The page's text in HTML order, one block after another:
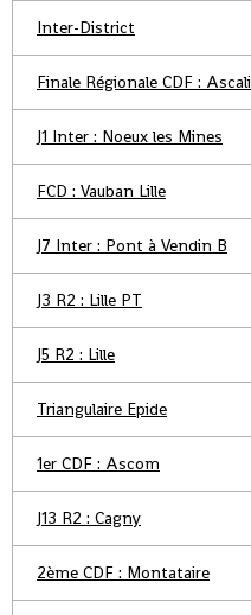
Inter-District
Finale Régionale CDF : Ascali
J1 Inter : Noeux les Mines
FCD : Vauban Lille
J7 Inter : Pont à Vendin B
J3 R2 : Lille PT
J5 R2 : Lille
Triangulaire Epide
1er CDF : Ascom
J13 R2 : Cagny
2ème CDF : Montataire